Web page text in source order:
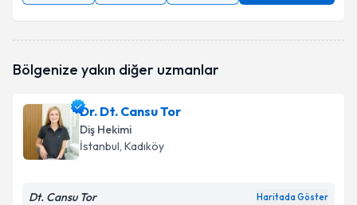
Bölgenize yakın diğer uzmanlar
Dr. Dt. Cansu Tor
Diş Hekimi
İstanbul, Kadıköy
Dt. Cansu Tor Haritada Göster